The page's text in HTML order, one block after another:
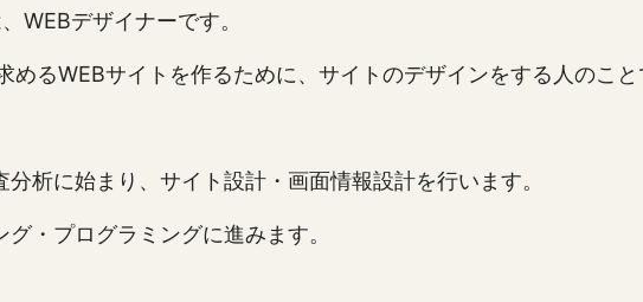
WEBデザイナーです。
るWEBサイトを作るために、サイトのデザインをする人のこと
析に始まり、サイト設計・画面情報設計を行います。
・プログラミングに進みます。